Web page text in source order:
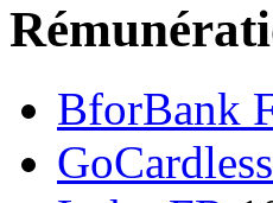
BforBank